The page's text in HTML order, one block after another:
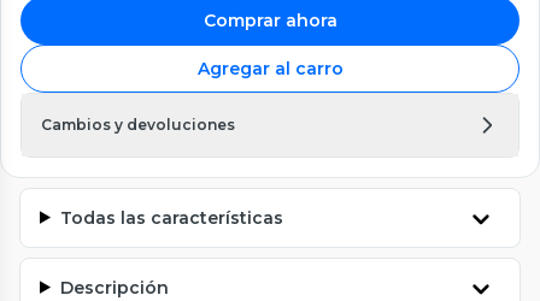
Comprar ahora
Agregar al carro
Cambios y devoluciones
Todas las características
Descripción